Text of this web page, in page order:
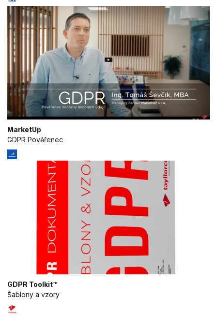
MarketUp
GDPR Pověřenec
GDPR Toolkit™
Šablony a vzory